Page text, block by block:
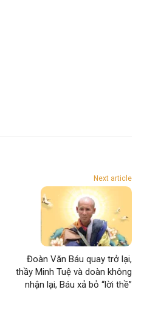
Next article
Đoàn Văn Báu quay trở lại,
thầy Minh Tuệ và doàn không
nhận lại, Báu xả bỏ “lời thề”